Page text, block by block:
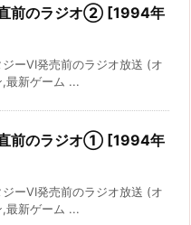
前のラジオ② [1994年
ーVI発売前のラジオ放送 (オ
最新ゲーム ...
前のラジオ① [1994年
ーVI発売前のラジオ放送 (オ
最新ゲーム ...